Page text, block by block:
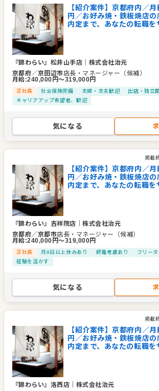
【紹介案件】京都府内／
円／お好み焼・鉄板焼店
内定まで、あなたの転職を
『錦わらい』松井山手店
株式会社治元
京都府／京田辺市店長・マネージャー（候補）
月給:240,000 円〜319,000円
正社員 社会保険完備 主婦・主夫歓迎
出店・独立
キャリアアップ希望者、歓迎
気になる
掲載
【紹介案件】京都府内／
円／お好み焼・鉄板焼店
内定まで、あなたの転職を
『錦わらい』吉祥院店 ｜株式会社治元
京都府／京都市店長・マネージャー（候補）
月給:240,000 円〜319,000円
正社員 月8日以上休みあり 終電考慮あり
フリー
経験を活かす
気になる
掲載
【紹介案件】京都府内／
円／お好み焼・鉄板焼店
内定まで、あなたの転職を
『錦わらい』洛西店
株式会社治元